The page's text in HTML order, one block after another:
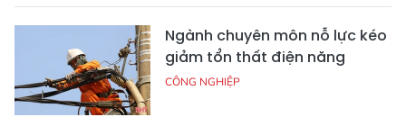
Ngành chuyên môn nỗ lực kéo
giảm tổn thất điện năng
CÔNG NGHIỆP